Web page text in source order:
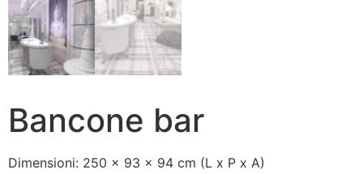
Bancone bar
Dimensioni: 250 x 93 x 94 cm (L x P x A)